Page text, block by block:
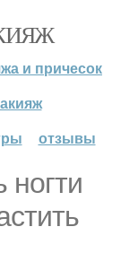
и причесок
отзывы